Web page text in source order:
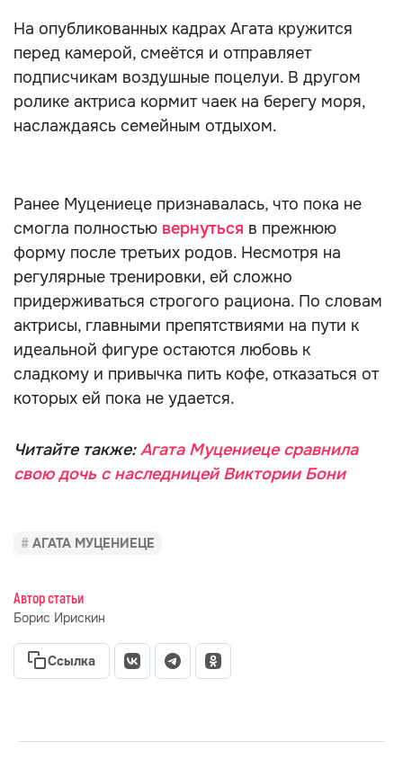
На опубликованных кадрах Агата кружится
перед камерой, смеётся и отправляет
подписчикам воздушные поцелуи. В другом
ролике актриса кормит чаек на берегу моря,
наслаждаясь семейным отдыхом.
Ранее Муцениеце признавалась, что пока не
смогла полностью вернуться в прежнюю
форму после третьих родов. Несмотря на
регулярные тренировки, ей сложно
придерживаться строгого рациона. По словам
актрисы, главными препятствиями на пути к
идеальной фигуре остаются любовь к
сладкому и привычка пить кофе, отказаться от
которых ей пока не удается.
Читайте также:Агата Муцениеце сравнила
свою дочь с наследницей Виктории Бони
АГАТА МУЦЕНИЕЦЕ
Автор статьи
Борис Ирискин
Ссылка